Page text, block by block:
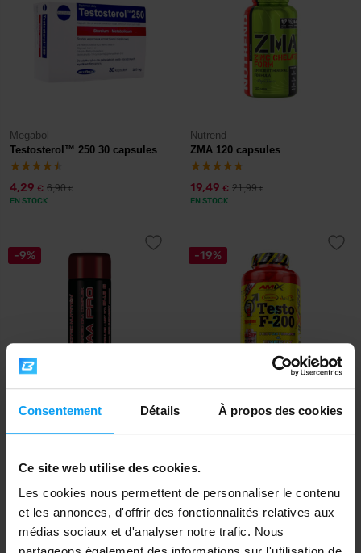
Consentement Détails À propos des cookies
Ce site web utilise des cookies.
Les cookies nous permettent de personnaliser le contenu
et les annonces, d'offrir des fonctionnalités relatives aux
médias sociaux et d'analyser notre trafic. Nous
Megabol
Testosterol™ 250 30 capsules
4,29 € 6,90€
EN STOCK
Nutrend
ZMA 120 capsules
19,49 € 21,99€
EN STOCK
-9%
DAA Pro 100 capsules
EN STOCK
-19%
Testo F-200 250 comprimés
EN STOCK